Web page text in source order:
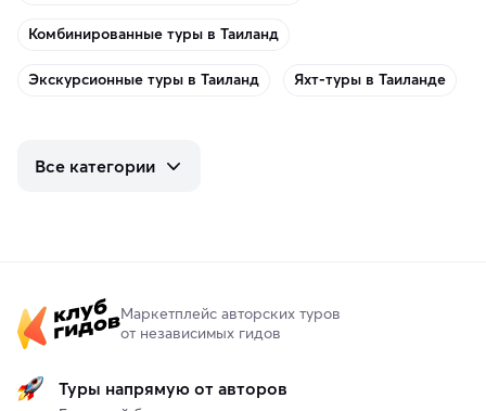
Комбинированные туры в Таиланд
Экскурсионные туры в Таиланд Яхт-туры в Таиланде
Все категории
Маркетплейс авторских туров
от независимых гидов
Туры напрямую от авторов